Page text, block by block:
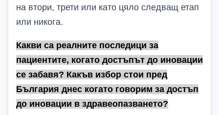
на втори, трети или като цяло следващ етап
или никога.
Какви са реалните последици за
пациентите, когато достъпът до иновации
се забавя? Какъв избор стои пред
България днес когато говорим за достъп
до иновации в здравеопазването?